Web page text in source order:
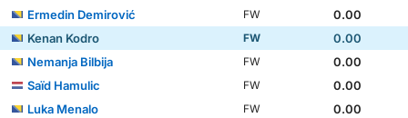
Ermedin Demirović
FW
0.00
Kenan Kodro
FW
0.00
Nemanja Bilbija
FW
0.00
Saïd Hamulic
FW
0.00
Luka Menalo
FW
0.00